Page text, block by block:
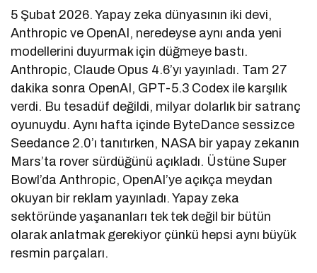
5 Şubat 2026. Yapay zeka dünyasının iki devi,
Anthropic ve OpenAI, neredeyse aynı anda yeni
modellerini duyurmak için düğmeye bastı.
Anthropic, Claude Opus 4.6’yı yayınladı. Tam 27
dakika sonra OpenAI, GPT-5.3 Codex ile karşılık
verdi. Bu tesadüf değildi, milyar dolarlık bir satranç
oyunuydu. Aynı hafta içinde ByteDance sessizce
Seedance 2.0’ı tanıtırken, NASA bir yapay zekanın
Mars’ta rover sürdüğünü açıkladı. Üstüne Super
Bowl’da Anthropic, OpenAI’ye açıkça meydan
okuyan bir reklam yayınladı. Yapay zeka
sektöründe yaşananları tek tek değil bir bütün
olarak anlatmak gerekiyor çünkü hepsi aynı büyük
resmin parçaları.